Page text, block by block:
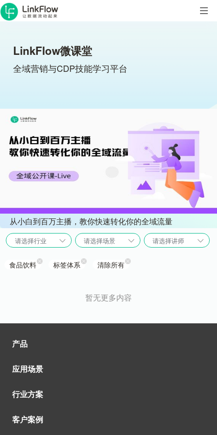
LinkFlow微课堂
全域营销与CDP技能学习平台
从小白到百万主播，教你快速转化你的全域流量
请选择行业 请选择场景 请选择讲师
食品饮料 标签体系 清除所有
暂无更多内容
产品
应用场景
行业方案
客户案例